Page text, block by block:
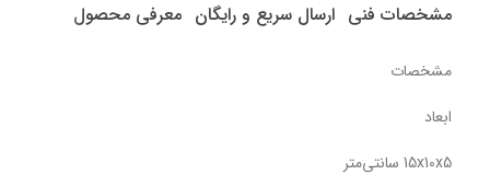
مشخصات فنی ارسال سریع و رایگان معرفی محصول
مشخصات
ابعاد
15x10x5 سانتی‌متر